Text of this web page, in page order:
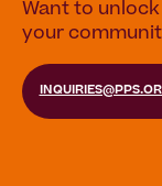
Want to
your